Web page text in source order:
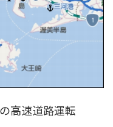
高速道路運転